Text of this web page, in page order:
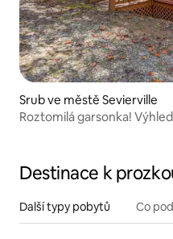
Srub ve městě Sevierville
Roztomilá garsonka!
Destinace k
Další typy pobytů Co